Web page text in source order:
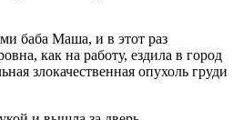
баба Маша, и в этот раз
как на работу, ездила в город
злокачественная опухоль груди